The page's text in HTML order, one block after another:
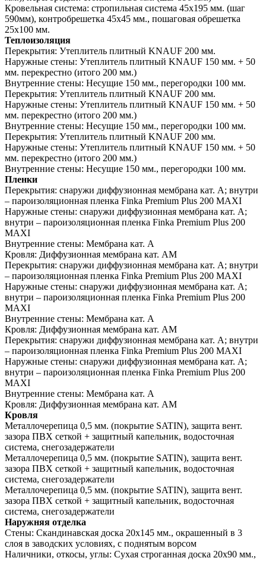
Кровельная система: стропильная система 45х195 мм. (шаг
590мм), контробрешетка 45х45 мм., пошаговая обрешетка
25х100 мм.
Теплоизоляция
Перекрытия: Утеплитель плитный KNAUF 200 мм.
Наружные стены: Утеплитель плитный KNAUF 150 мм. + 50
мм. перекрестно (итого 200 мм.)
Внутренние стены: Несущие 150 мм., перегородки 100 мм.
Перекрытия: Утеплитель плитный KNAUF 200 мм.
Наружные стены: Утеплитель плитный KNAUF 150 мм. + 50
мм. перекрестно (итого 200 мм.)
Внутренние стены: Несущие 150 мм., перегородки 100 мм.
Перекрытия: Утеплитель плитный KNAUF 200 мм.
Наружные стены: Утеплитель плитный KNAUF 150 мм. + 50
мм. перекрестно (итого 200 мм.)
Внутренние стены: Несущие 150 мм., перегородки 100 мм.
Пленки
Перекрытия: снаружи диффузионная мембрана кат. А; внутри
– пароизоляционная пленка Finka Premium Plus 200 MAXI
Наружные стены: снаружи диффузионная мембрана кат. А;
внутри – пароизоляционная пленка Finka Premium Plus 200
MAXI
Внутренние стены: Мембрана кат. А
Кровля: Диффузионная мембрана кат. АМ
Перекрытия: снаружи диффузионная мембрана кат. А; внутри
– пароизоляционная пленка Finka Premium Plus 200 MAXI
Наружные стены: снаружи диффузионная мембрана кат. А;
внутри – пароизоляционная пленка Finka Premium Plus 200
MAXI
Внутренние стены: Мембрана кат. А
Кровля: Диффузионная мембрана кат. АМ
Перекрытия: снаружи диффузионная мембрана кат. А; внутри
– пароизоляционная пленка Finka Premium Plus 200 MAXI
Наружные стены: снаружи диффузионная мембрана кат. А;
внутри – пароизоляционная пленка Finka Premium Plus 200
MAXI
Внутренние стены: Мембрана кат. А
Кровля: Диффузионная мембрана кат. АМ
Кровля
Металлочерепица 0,5 мм. (покрытие SATIN), защита вент.
зазора ПВХ сеткой + защитный капельник, водосточная
система, снегозадержатели
Металлочерепица 0,5 мм. (покрытие SATIN), защита вент.
зазора ПВХ сеткой + защитный капельник, водосточная
система, снегозадержатели
Металлочерепица 0,5 мм. (покрытие SATIN), защита вент.
зазора ПВХ сеткой + защитный капельник, водосточная
система, снегозадержатели
Наружняя отделка
Стены: Скандинавская доска 20х145 мм., окрашенный в 3
слоя в заводских условиях, с поднятым ворсом
Наличники, откосы, углы: Сухая строганная доска 20х90 мм.,